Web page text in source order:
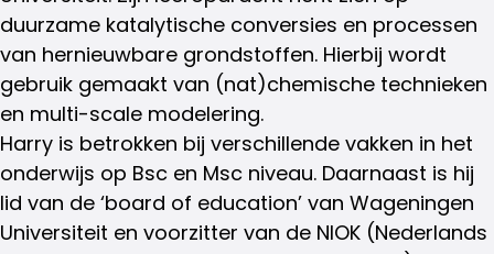
duurzame katalytische conversies en processen
van hernieuwbare grondstoffen. Hierbij wordt
gebruik gemaakt van (nat)chemische technieken
en multi-scale modelering.
Harry is betrokken bij verschillende vakken in het
onderwijs op Bsc en Msc niveau. Daarnaast is hij
lid van de ‘board of education’ van Wageningen
Universiteit en voorzitter van de NIOK (Nederlands